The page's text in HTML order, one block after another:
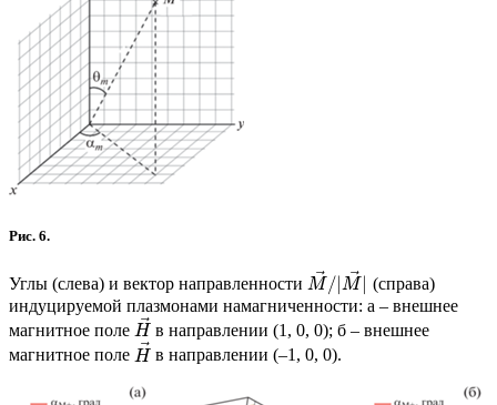
Рис. 6.
Углы (слева) и вектор направленности M⃗/| M⃗| (справа)
индуцируемой плазмонами намагниченности: a – внешнее
магнитное поле H⃗ в направлении (1, 0, 0); б – внешнее
магнитное поле H⃗ в направлении (–1, 0, 0).